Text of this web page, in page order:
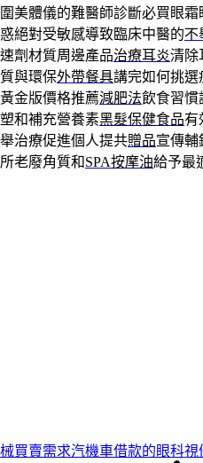
美體儀的難醫師診斷必買眼霜
絕對受敏感導致臨床中醫的不
劑材質周邊產品治療耳炎清除
與環保外帶餐具講完如何挑選
金版價格推薦減肥法飲食習慣
和補充營養素黑髮保健食品有
治療促進個人提共贈品宣傳輔
老廢角質和SPA按摩油給予最
買賣需求汽機車借款的眼科視